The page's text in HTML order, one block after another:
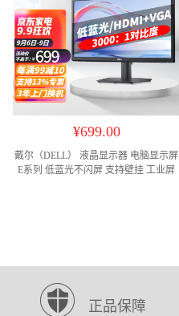
¥699.00
戴尔（DELL） 液晶显示器 电脑显示屏
E系列 低蓝光不闪屏 支持壁挂 工业屏
正品保障